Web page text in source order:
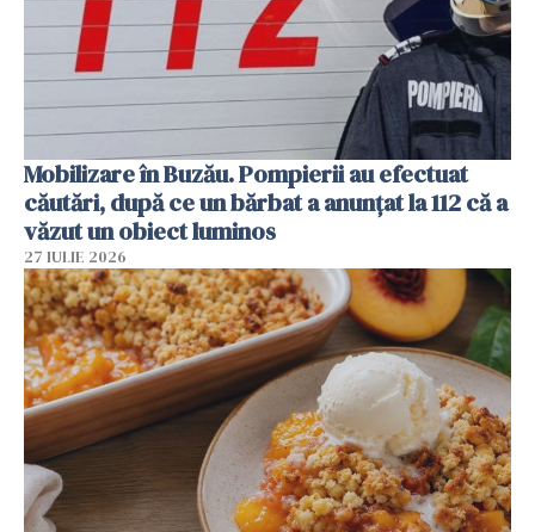
Mobilizare în Buzău. Pompierii au efectuat
căutări, după ce un bărbat a anunțat la 112 că a
văzut un obiect luminos
27 IULIE 2026